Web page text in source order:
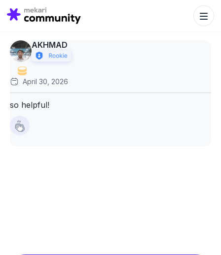
Search
for:
Search
AKHMAD
April 30, 2026
so helpful!